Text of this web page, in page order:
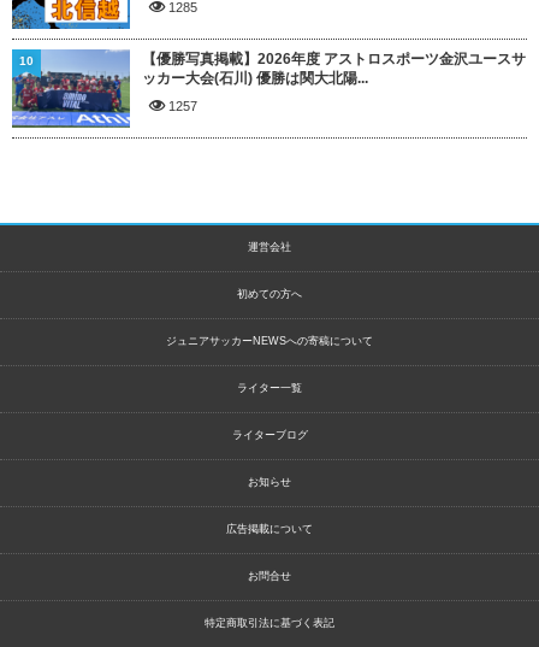
1285
【優勝写真掲載】2026年度 アストロスポーツ金沢ユースサ
ッカー大会(石川) 優勝は関大北陽...
1257
10
運営会社
初めての方へ
ジュニアサッカーNEWSへの寄稿について
ライター一覧
ライターブログ
お知らせ
広告掲載について
お問合せ
特定商取引法に基づく表記